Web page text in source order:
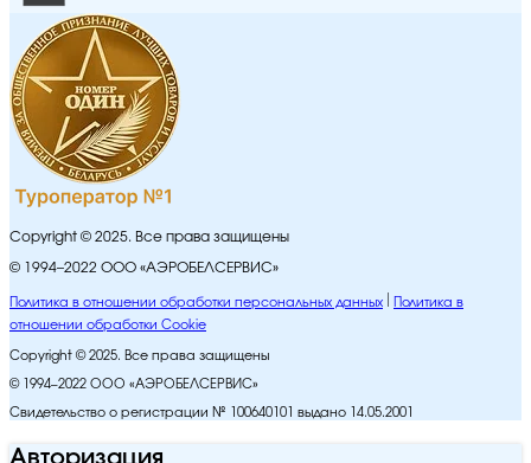
Copyright © 2025. Все права защищены
© 1994–2022 ООО «АЭРОБЕЛСЕРВИС»
Политика в отношении обработки персональных данных
Политика в
отношении обработки Cookie
Copyright © 2025. Все права защищены
© 1994–2022 ООО «АЭРОБЕЛСЕРВИС»
Свидетельство о регистрации № 100640101 выдано 14.05.2001
Авторизация